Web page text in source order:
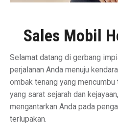
Sales Mobil
Selamat datang di gerbang
perjalanan Anda menuju
ombak tenang yang
yang sarat sejarah dan
mengantarkan Anda pada
terlupakan.